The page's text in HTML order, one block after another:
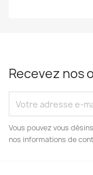
Recevez nos
Vous pouvez vous
nos informations de